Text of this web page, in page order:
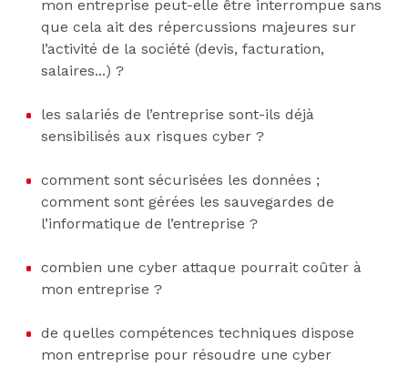
mon entreprise peut-elle être interrompue sans
que cela ait des répercussions majeures sur
l’activité de la société (devis, facturation,
salaires...) ?
les salariés de l’entreprise sont-ils déjà
sensibilisés aux risques cyber ?
comment sont sécurisées les données ;
comment sont gérées les sauvegardes de
l’informatique de l’entreprise ?
combien une cyber attaque pourrait coûter à
mon entreprise ?
de quelles compétences techniques dispose
mon entreprise pour résoudre une cyber